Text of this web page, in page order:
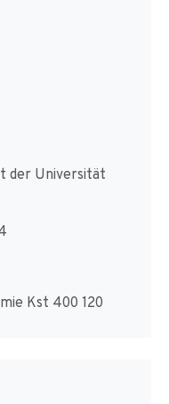
der Universität
Kst 400 120